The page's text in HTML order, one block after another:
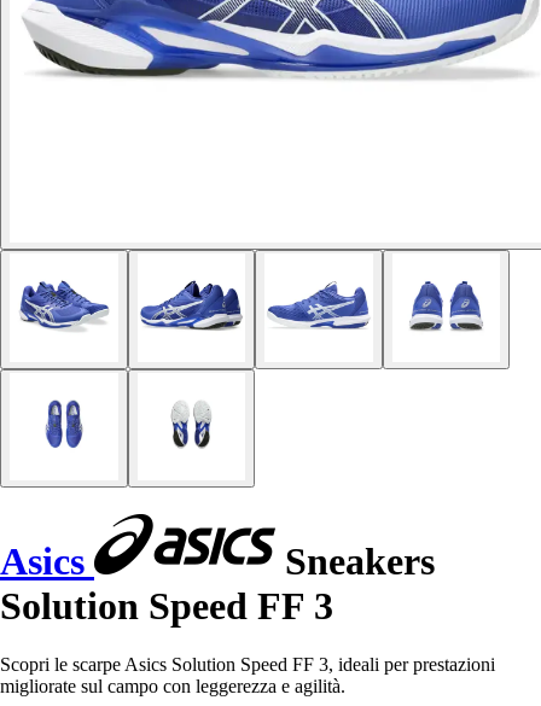
Asics
Sneakers
Solution Speed FF 3
Scopri le scarpe Asics Solution Speed FF 3, ideali per prestazioni
migliorate sul campo con leggerezza e agilità.